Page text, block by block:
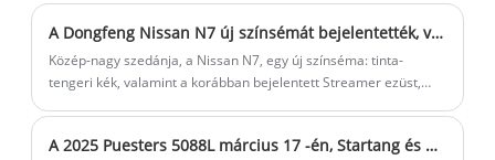
A Dongfeng Nissan N7 új színsémát bejelentették, várhatóan 2025 májusában indítják el
Közép-nagy szedánja, a Nissan N7, egy új színséma: tinta-
tengeri kék, valamint a korábban bejelentett Streamer ezüst,
architektúrára épül. A korábbi jelentések szerint az új autó
A 2025 Puesters 5088L március 17 -én, Startang és 163 700 Yananan elindul